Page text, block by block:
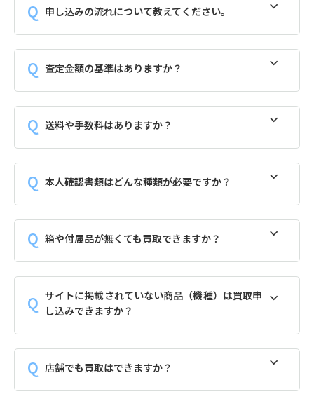
申し込みの流れについて教えてください。
査定金額の基準はありますか？
送料や手数料はありますか？
本人確認書類はどんな種類が必要ですか？
箱や付属品が無くても買取できますか？
サイトに掲載されていない商品（機種）は買取申
し込みできますか？
店舗でも買取はできますか？